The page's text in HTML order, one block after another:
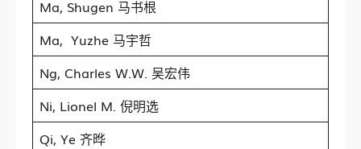
Ma, Shugen 马书根
Ma, Yuzhe 马宇哲
Ng, Charles W.W. 吴宏伟
Ni, Lionel M. 倪明选
Qi, Ye 齐晔